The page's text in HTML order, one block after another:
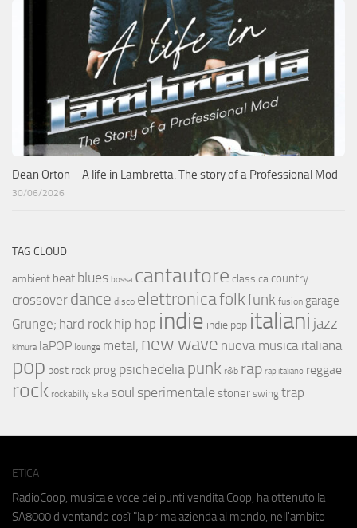
Dean Orton – A life in Lambretta. The story of a Professional Mod
30/06/2026
TAG CLOUD
ambient beat blues bossa cantautore classica country
crossover dance disco elettronicafolkfunk fusion garage
Grunge; hard rock hip hop indie indie pop italiani jazz
kimura laPOP lounge metal; new wave nuova musica italiana
pop post rock prog psichedeliapunk r&b rap rap italiano reggae
rock rockabilly ska soul sperimentale stoner swing trap
ETICA
RadioCoop, musica e voce dei punti vendita Coop, ha ottenuto la
SA8000 diventando così "la prima azienda al mondo, nell'ambito